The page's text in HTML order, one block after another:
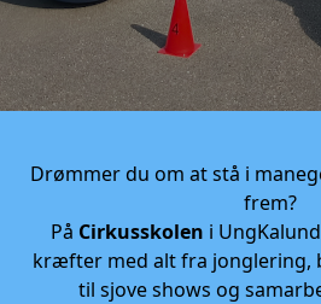
Drømmer du om at stå i
frem?
På Cirkusskolen i
kræfter med alt fra jonglering,
til sjove shows og